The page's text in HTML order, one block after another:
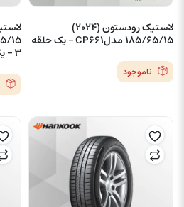
لاستیک رودستون (2024)
185/65/15 مدلCP661 – یک حلقه
ناموجود
3 – یک حلقه